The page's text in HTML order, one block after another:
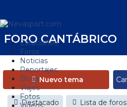
Estaciones
Foros
Noticias
Reportajes
Blogs
Viajes
Fotos
FORO CANTÁBRICO
Nuevo tema
Destacado Lista de foros